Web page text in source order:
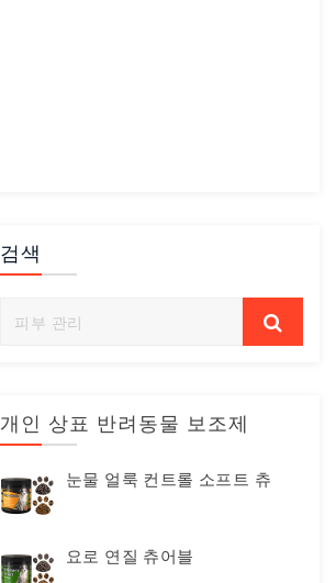
검색
개인 상표 반려동물 보조제
눈물 얼룩 컨트롤 소프트 츄
요로 연질 츄어블